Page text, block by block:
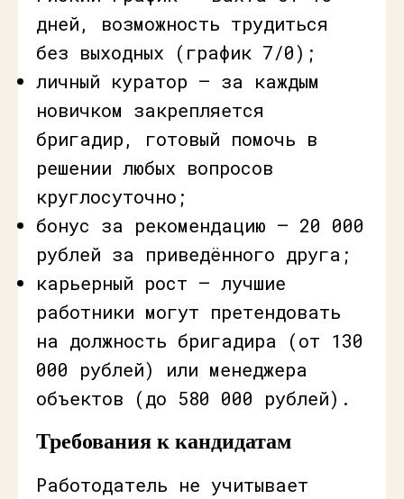
дней, возможность трудиться
без выходных (график 7/0);
личный куратор — за каждым
новичком закрепляется
бригадир, готовый помочь в
решении любых вопросов
круглосуточно;
бонус за рекомендацию — 20 000
рублей за приведённого друга;
карьерный рост — лучшие
работники могут претендовать
на должность бригадира (от 130
000 рублей) или менеджера
объектов (до 580 000 рублей).
Требования к кандидатам
Работодатель не учитывает